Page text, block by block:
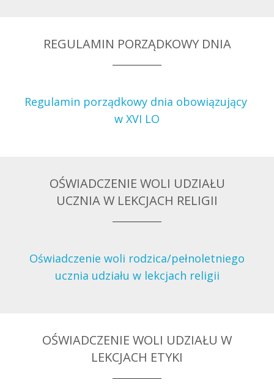
REGULAMIN PORZĄDKOWY DNIA
Regulamin porządkowy dnia obowiązujący
w XVI LO
OŚWIADCZENIE WOLI UDZIAŁU
UCZNIA W LEKCJACH RELIGII
Oświadczenie woli rodzica/pełnoletniego
ucznia udziału w lekcjach religii
OŚWIADCZENIE WOLI UDZIAŁU W
LEKCJACH ETYKI